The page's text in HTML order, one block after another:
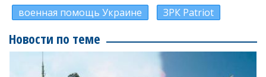
военная помощь Украине
ЗРК Patriot
Новости по теме